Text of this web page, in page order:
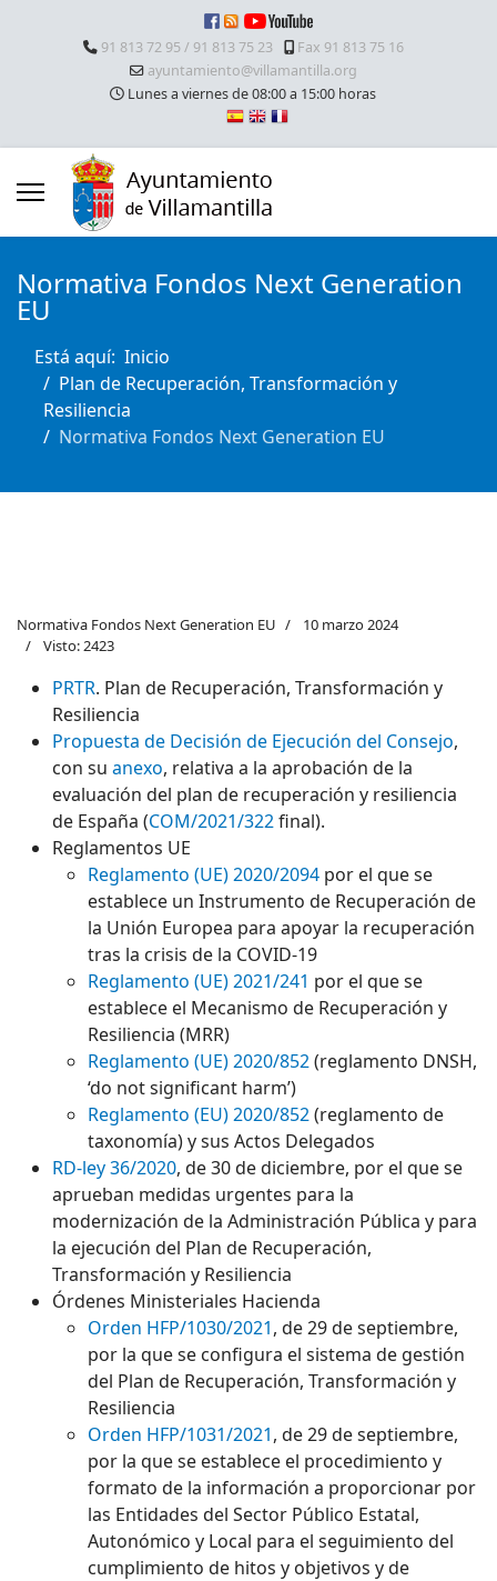
91 813 72 95 / 91 813 75 23
Fax 91 813 75 16
ayuntamiento@villamantilla.org
Lunes a viernes de 08:00 a 15:00 horas
Normativa Fondos Next Generation
EU
Está aquí: Inicio
Plan de Recuperación, Transformación y
Resiliencia
Normativa Fondos Next Generation EU
Normativa Fondos Next Generation EU
10 marzo 2024
Visto: 2423
PRTR. Plan de Recuperación, Transformación y
Resiliencia
Propuesta de Decisión de Ejecución del Consejo,
con su anexo, relativa a la aprobación de la
evaluación del plan de recuperación y resiliencia
de España (COM/2021/322final).
Reglamentos UE
Reglamento (UE) 2020/2094 por el que se
establece un Instrumento de Recuperación de
la Unión Europea para apoyar la recuperación
tras la crisis de la COVID-19
Reglamento (UE) 2021/241 por el que se
establece el Mecanismo de Recuperación y
Resiliencia (MRR)
Reglamento (UE) 2020/852(reglamento DNSH,
‘do not significant harm’)
Reglamento (EU) 2020/852(reglamento de
taxonomía) y sus Actos Delegados
RD-ley 36/2020, de 30 de diciembre, por el que se
aprueban medidas urgentes para la
modernización de la Administración Pública y para
la ejecución del Plan de Recuperación,
Transformación y Resiliencia
Órdenes Ministeriales Hacienda
Orden HFP/1030/2021, de 29 de septiembre,
por la que se configura el sistema de gestión
del Plan de Recuperación, Transformación y
Resiliencia
Orden HFP/1031/2021, de 29 de septiembre,
por la que se establece el procedimiento y
formato de la información a proporcionar por
las Entidades del Sector Público Estatal,
Autonómico y Local para el seguimiento del
cumplimiento de hitos y objetivos y de